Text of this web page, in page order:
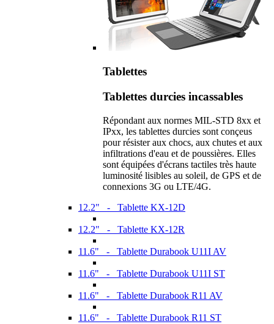
Tablettes
Tablettes durcies incassables
Répondant aux normes MIL-STD 8xx et
IPxx, les tablettes durcies sont conçeus
pour résister aux chocs, aux chutes et aux
infiltrations d'eau et de poussières. Elles
sont équipées d'écrans tactiles très haute
luminosité lisibles au soleil, de GPS et de
connexions 3G ou LTE/4G.
12.2" - Tablette KX-12D
12.2" - Tablette KX-12R
11.6" - Tablette Durabook U11I AV
11.6" - Tablette Durabook U11I ST
11.6" - Tablette Durabook R11 AV
11.6" - Tablette Durabook R11 ST